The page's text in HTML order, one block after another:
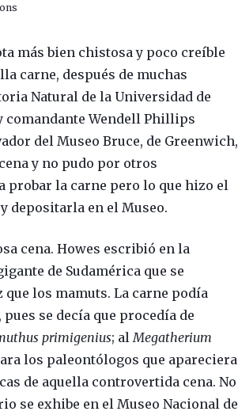
más bien chistosa y poco creíble
carne, después de muchas
Natural de la Universidad de
comandante Wendell Phillips
del Museo Bruce, de Greenwich,
y no pudo por otros
probar la carne pero lo que hizo el
depositarla en el Museo.
cena. Howes escribió en la
de Sudamérica que se
los mamuts. La carne podía
se decía que procedía de
primigenius; al Megatherium
los paleontólogos que apareciera
de aquella controvertida cena. No
se exhibe en el Museo Nacional de